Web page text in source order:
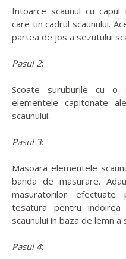
Intoarce scaunul cu
care tin cadrul scaunului.
partea de jos a sezutului
Pasul 2:
Scoate suruburile cu o
elementele capitonate
scaunului.
Pasul 3:
Masoara elementele
banda de masurare.
masuratorilor
tesatura pentru
scaunului in baza de lemn a
Pasul 4: